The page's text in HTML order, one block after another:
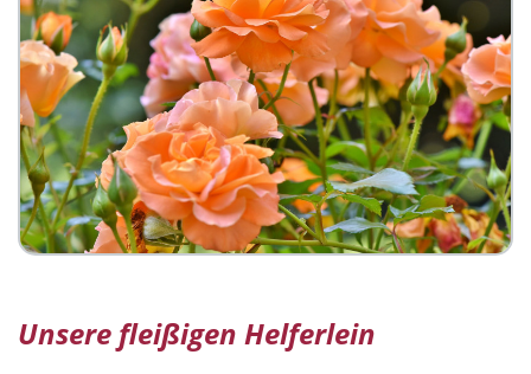
Unsere fleißigen Helferlein